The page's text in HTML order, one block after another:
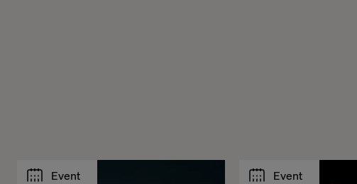
Event Event